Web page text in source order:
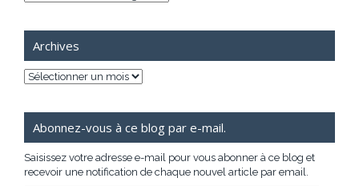
Archives
Archives
Abonnez-vous à ce blog par e-mail.
Saisissez votre adresse e-mail pour vous abonner à ce blog et
recevoir une notification de chaque nouvel article par email.